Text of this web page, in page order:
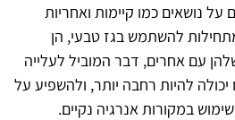
על נושאים כמו קיימות ואחריות
להשתמש בגז טבעי, הן
עם אחרים, דבר המוביל לעלייה
להיות רחבה יותר, ולהשפיע על
במקורות אנרגיה נקיים.